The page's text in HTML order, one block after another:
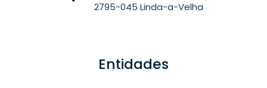
2795-045 Linda-a-Velha
Entidades